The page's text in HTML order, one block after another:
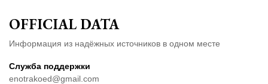
OFFICIAL DATA
Информация из надёжных источников в одном месте
Служба поддержки
enotrakoed@gmail.com